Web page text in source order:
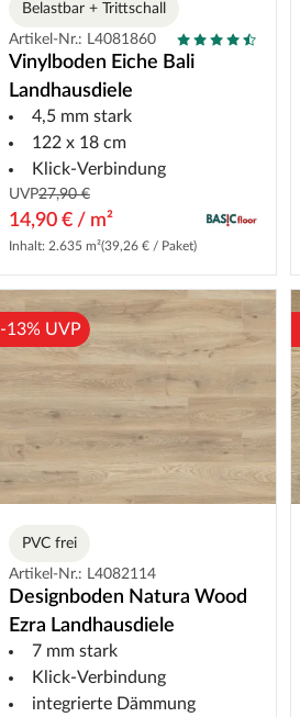
Belastbar + Trittschall
Artikel-Nr.: L4081860
Vinylboden Eiche Bali
Landhausdiele
4,5 mm stark
122 x 18 cm
Klick-Verbindung
UVP27,90 €
14,90 € / m²
Inhalt: 2.635 m²(39,26 € / Paket)
-13% UVP
PVC frei
Artikel-Nr.: L4082114
Designboden Natura Wood
Ezra Landhausdiele
7 mm stark
Klick-Verbindung
integrierte Dämmung